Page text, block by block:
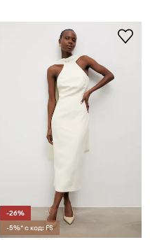
-26%
-5%* с код: FS